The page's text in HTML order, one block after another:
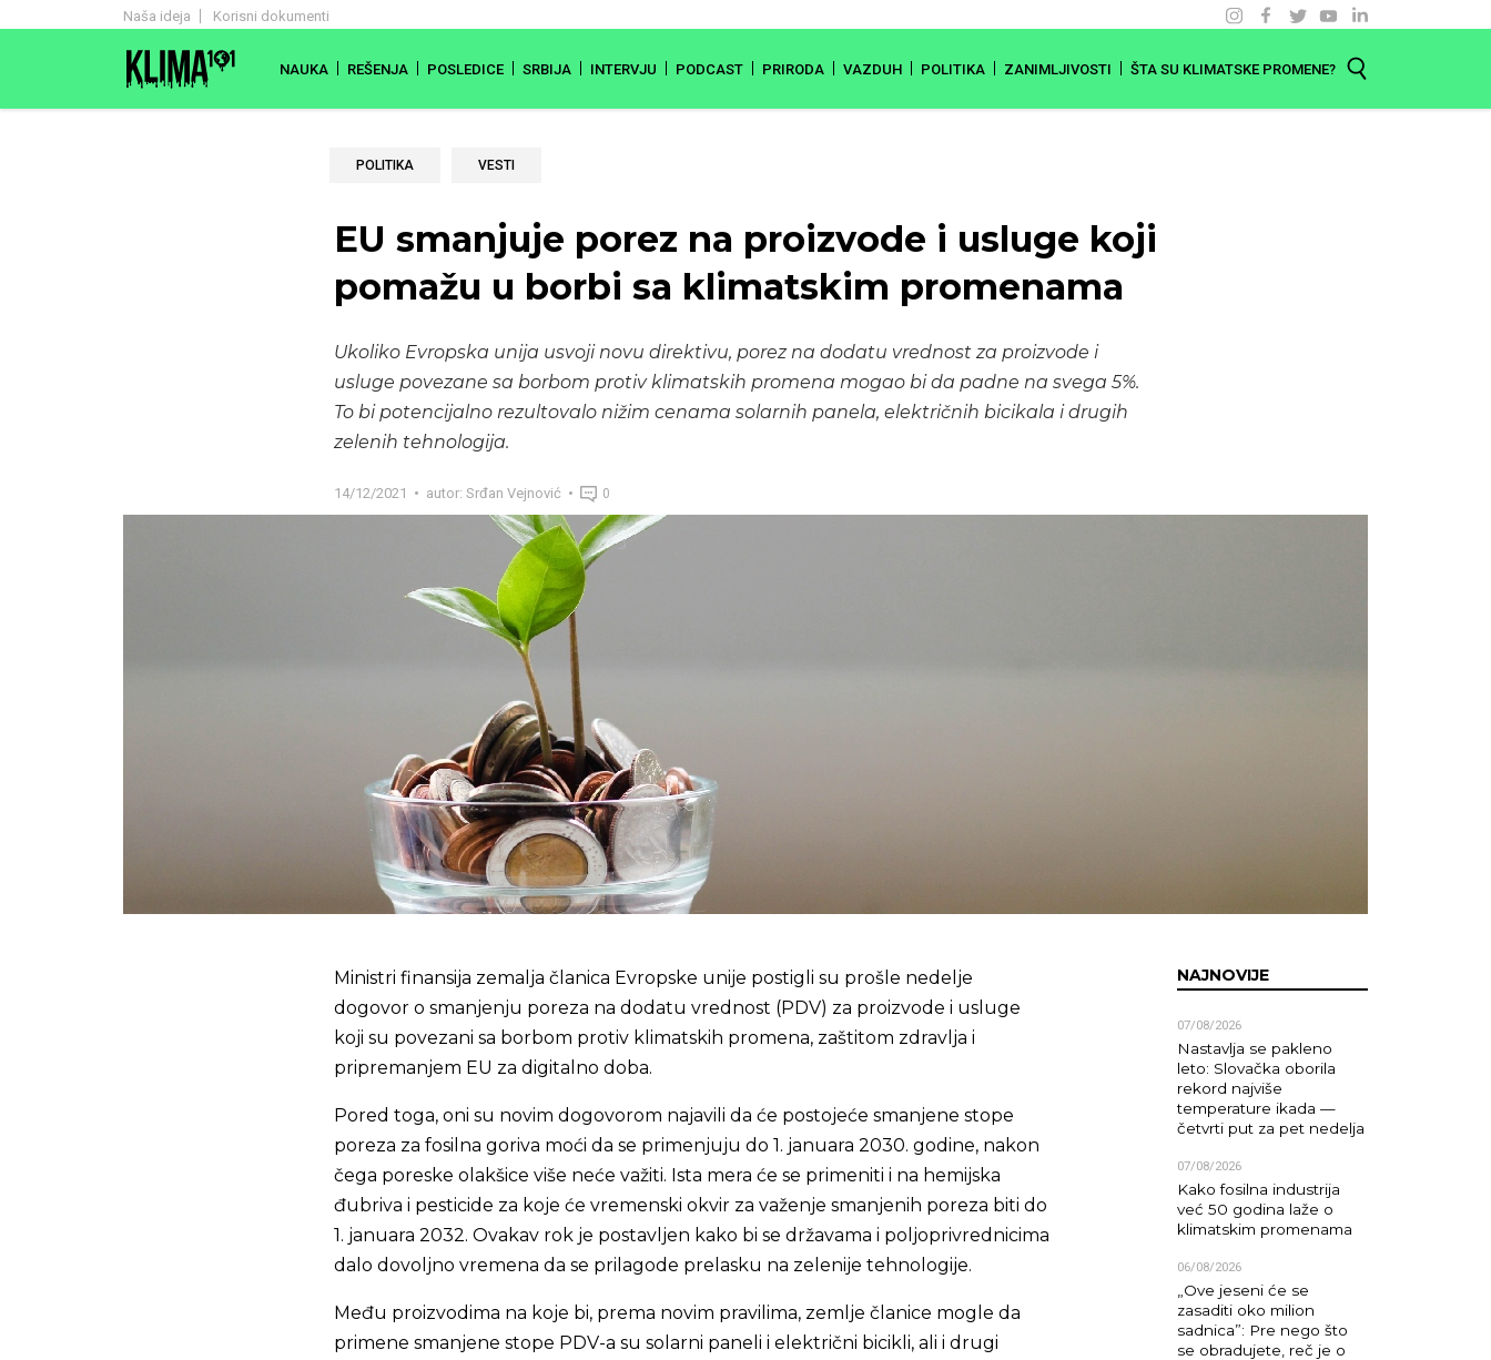
Naša ideja Korisni dokumenti
NAUKA REŠENJA POSLEDICE SRBIJA INTERVJU PODCAST PRIRODA VAZDUH POLITIKA ZANIMLJIVOSTI ŠTA SU KLIMATSKE PROMENE?
POLITIKA VESTI
EU smanjuje porez na proizvode i usluge koji
pomažu u borbi sa klimatskim promenama
Ukoliko Evropska unija usvoji novu direktivu, porez na dodatu vrednost za proizvode i
usluge povezane sa borbom protiv klimatskih promena mogao bi da padne na svega 5%.
To bi potencijalno rezultovalo nižim cenama solarnih panela, električnih bicikala i drugih
zelenih tehnologija.
14/12/2021 autor: Srđan Vejnović 0
Ministri finansija zemalja članica Evropske unije postigli su prošle nedelje
dogovor o smanjenju poreza na dodatu vrednost (PDV) za proizvode i usluge
koji su povezani sa borbom protiv klimatskih promena, zaštitom zdravlja i
pripremanjem EU za digitalno doba.
Pored toga, oni su novim dogovorom najavili da će postojeće smanjene stope
poreza za fosilna goriva moći da se primenjuju do 1. januara 2030. godine, nakon
čega poreske olakšice više neće važiti. Ista mera će se primeniti i na hemijska
đubriva i pesticide za koje će vremenski okvir za važenje smanjenih poreza biti do
1. januara 2032. Ovakav rok je postavljen kako bi se državama i poljoprivrednicima
dalo dovoljno vremena da se prilagode prelasku na zelenije tehnologije.
Među proizvodima na koje bi, prema novim pravilima, zemlje članice mogle da
primene smanjene stope PDV-a su solarni paneli i električni bicikli, ali i drugi
NAJNOVIJE
07/08/2026
Nastavlja se pakleno
leto: Slovačka oborila
rekord najviše
temperature ikada —
četvrti put za pet nedelja
07/08/2026
Kako fosilna industrija
već 50 godina laže o
klimatskim promenama
06/08/2026
„Ove jeseni će se
zasaditi oko milion
sadnica”: Pre nego što
se obradujete, reč je o